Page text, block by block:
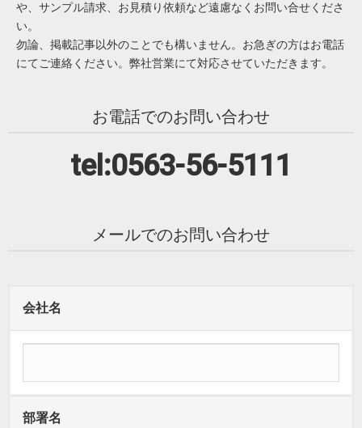
や、サンプル請求、お見積り依頼など遠慮なくお問い合せくださ
い。
勿論、掲載記事以外のことでも構いません。お急ぎの方はお電話
にてご連絡ください。弊社営業にて対応させていただきます。
お電話でのお問い合わせ
tel:0563-56-5111
メールでのお問い合わせ
会社名
部署名